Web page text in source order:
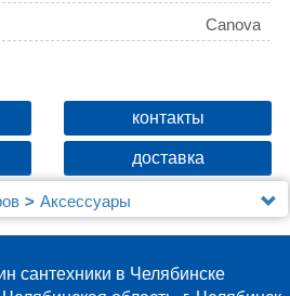
Canova
контакты
доставка
Аксессуары
сантехники в Челябинске